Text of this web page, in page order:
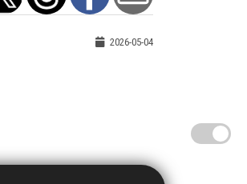
2026-05-04